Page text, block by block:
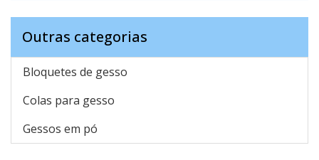
Outras categorias
Bloquetes de gesso
Colas para gesso
Gessos em pó